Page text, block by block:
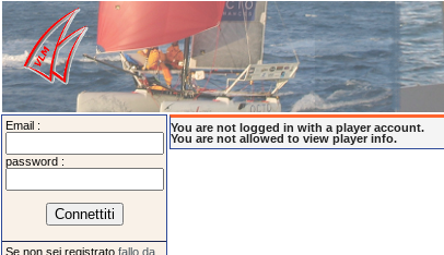
Email :
password :
Se non sei registrato fallo da
You are not logged in with a player account.
You are not allowed to view player info.